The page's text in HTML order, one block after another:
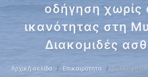
οδήγηση χωρίς
ικανότητας στη
Διακομιδές
Αρχική σελίδα Επικαιρότητα Σύλληψη